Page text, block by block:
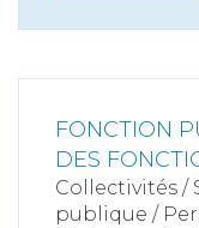
FONCTION
DES
Collectivités /
publique /